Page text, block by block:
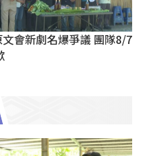
文會新劇名爆爭議 團隊8/7